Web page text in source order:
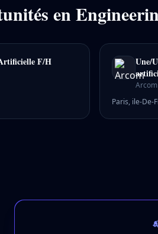
en
F/H
Une/
Arcom
Paris, ile-De-